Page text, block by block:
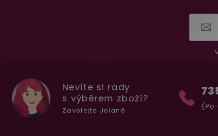
Nevíte si rady
s výběrem zboží?
Zavolejte Jolaně